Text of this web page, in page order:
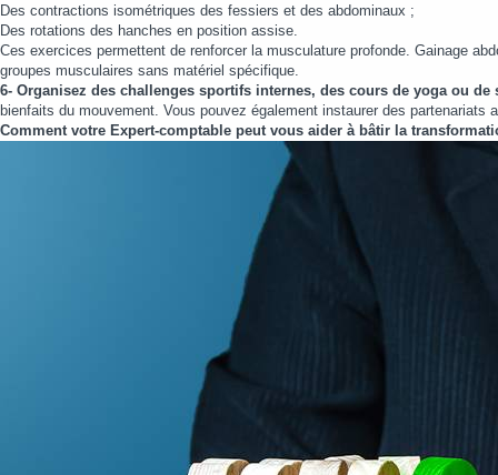
Des contractions isométriques des fessiers et des abdominaux ;
Des rotations des hanches en position assise.
Ces exercices permettent de renforcer la musculature profonde. Gainage
groupes musculaires sans matériel spécifique.
6- Organisez des challenges sportifs internes, des cours de yoga ou
bienfaits du mouvement. Vous pouvez également instaurer des
Comment votre Expert-comptable peut vous aider à bâtir la